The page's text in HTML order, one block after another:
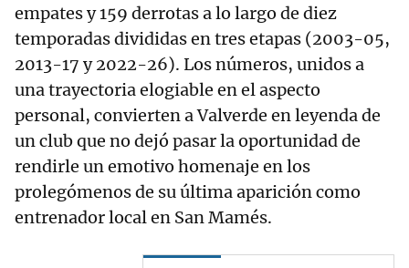
empates y 159 derrotas a lo largo de diez
temporadas divididas en tres etapas (2003-05,
2013-17 y 2022-26). Los números, unidos a
una trayectoria elogiable en el aspecto
personal, convierten a Valverde en leyenda de
un club que no dejó pasar la oportunidad de
rendirle un emotivo homenaje en los
prolegómenos de su última aparición como
entrenador local en San Mamés.